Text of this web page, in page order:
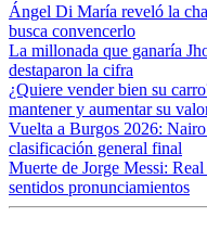
Ángel Di María reveló la
busca convencerlo
La millonada que ganaría
destaparon la cifra
¿Quiere vender bien su
mantener y aumentar su
Vuelta a Burgos 2026:
clasificación general final
Muerte de Jorge Messi:
sentidos pronunciamientos